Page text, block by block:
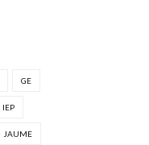
GE
IEP
JAUME